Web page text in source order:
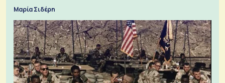
Μαρία Σιδέρη